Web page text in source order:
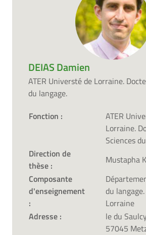
DEIAS Damien
ATER Universté de Lorraine.
du langage.
Fonction :
ATER
Lorraine.
Sciences
Direction de
thèse :
Mustapha
Composante
d'enseignement
:
du
Lorraine
Adresse :
le du
57045